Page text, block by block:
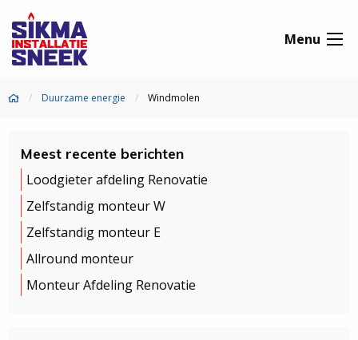
Menu
Duurzame energie Windmolen
Meest recente berichten
Loodgieter afdeling Renovatie
Zelfstandig monteur W
Zelfstandig monteur E
Allround monteur
Monteur Afdeling Renovatie